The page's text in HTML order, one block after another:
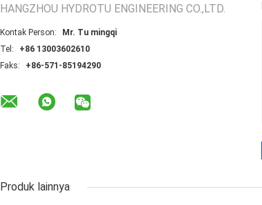
HANGZHOU HYDROTU ENGINEERING CO.,LTD.
Kontak Person:
Mr. Tu mingqi
Tel:
+86 13003602610
Faks:
+86-571-85194290
Produk lainnya